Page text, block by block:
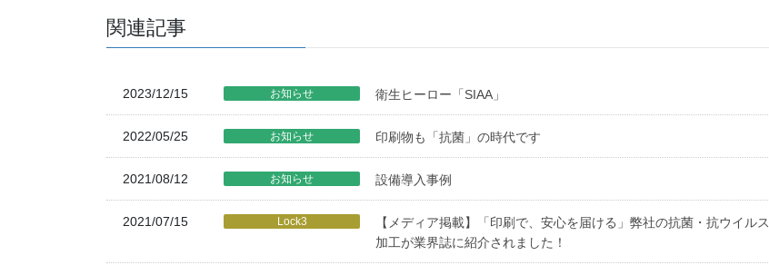
関連記事
2023/12/15 お知らせ 衛生ヒーロー「SIAA」
2022/05/25 お知らせ 印刷物も「抗菌」の時代です
2021/08/12 お知らせ 設備導入事例
2021/07/15 Lock3
【メディア掲載】「印刷で、安心を届ける」弊社の抗菌・抗ウイルス
加工が業界誌に紹介されました！